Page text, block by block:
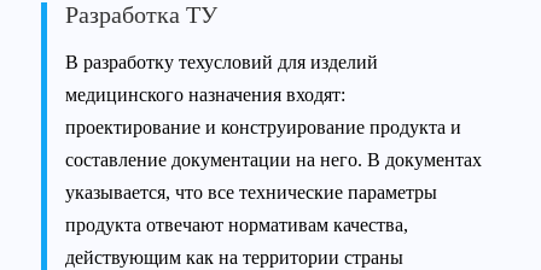
Разработка ТУ
В разработку техусловий для изделий
медицинского назначения входят:
проектирование и конструирование продукта и
составление документации на него. В документах
указывается, что все технические параметры
продукта отвечают нормативам качества,
действующим как на территории страны